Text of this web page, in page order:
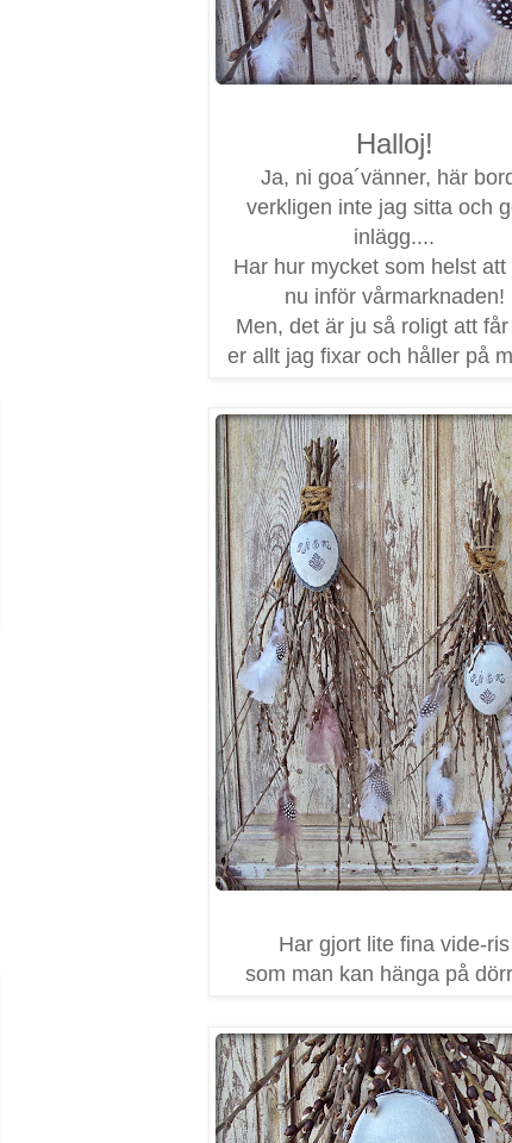
Halloj!
Ja, ni goa´vänner, här
verkligen inte jag sitta och
inlägg....
Har hur mycket som helst att
nu inför vårmarknaden!
Men, det är ju så roligt att
er allt jag fixar och håller på
Har gjort lite fina vide-ris
som man kan hänga på